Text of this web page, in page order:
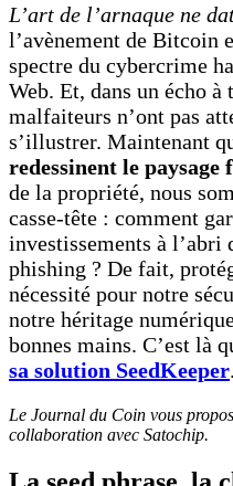
L’art de l’arnaque ne
l’avènement de Bitcoin
spectre du cybercrime
Web. Et, dans un écho à
malfaiteurs n’ont pas
s’illustrer. Maintenant
redessinent le paysage
de la propriété, nous
casse-tête : comment
investissements à l’abri
phishing ? De fait,
nécessité pour notre
notre héritage
bonnes mains. C’est là
sa solution SeedKeeper
Le Journal du Coin vous
collaboration avec Satochip.